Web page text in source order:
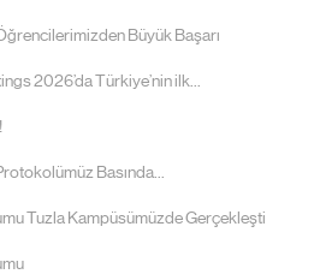
Büyük Başarı
2026’da Türkiye’nin ilk...
Basında...
Tuzla Kampüsümüzde Gerçekleşti